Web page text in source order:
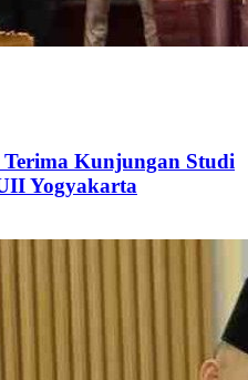
Kunjungan Studi
Yogyakarta